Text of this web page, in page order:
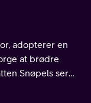
adopterer en
at brødre
Snøpels ser